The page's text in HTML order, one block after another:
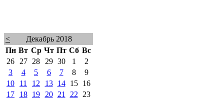
<
Декабрь 2018
Пн Вт Ср Чт Пт Сб Вс
26
27 28 29 30 1
2
3
4 5 6 7 8
9
10
11 12 13 14 15
16
17
18 19 20 21 22
23